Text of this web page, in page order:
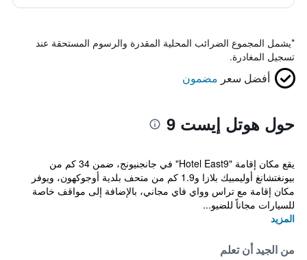
*يشمل المجموع الضرائب المحلية المقدرة والرسوم المستحقة عند
تسجيل المغادرة.
أفضل سعر مضمون
حول هوتل إيست 9
يقع مكان إقامة "Hotel East9" في جانجنيونج، ضمن 34 كم من
بيونغتشانغ أوليمبيك بلازا و1.9 كم من متحف بلدية أوجوكهون، ويوفر
مكان إقامة مع تراس وواي فاي مجاني، بالإضافة إلى مواقف خاصة
للسيارات مجاناً للضيو...
المزيد
من الجيد أن تعلم